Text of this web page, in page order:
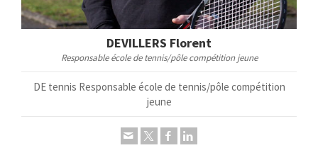
DEVILLERS Florent
Responsable école de tennis/pôle compétition jeune
DE tennis Responsable école de tennis/pôle compétition
jeune